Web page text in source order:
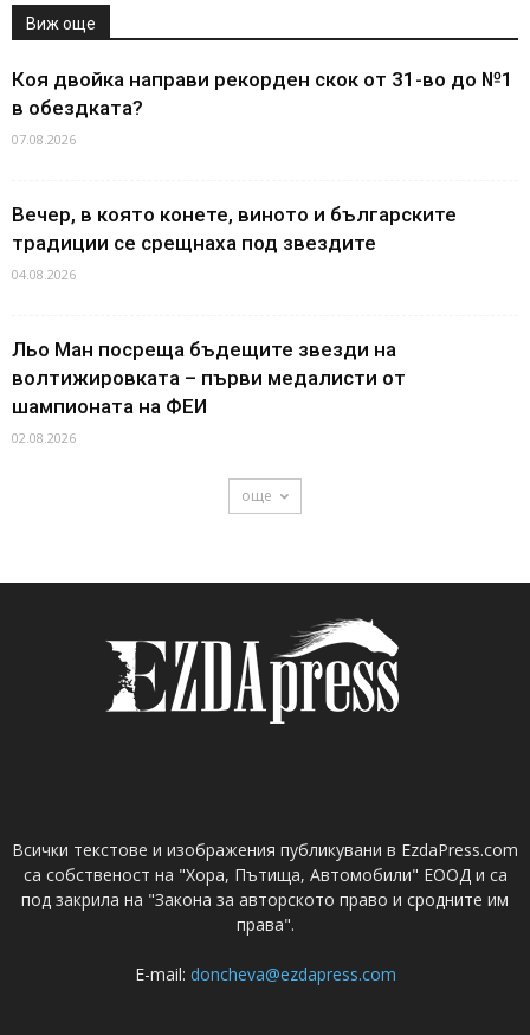
Виж още
Коя двойка направи рекорден скок от 31-во до №1
в обездката?
07.08.2026
Вечер, в която конете, виното и българските
традиции се срещнаха под звездите
04.08.2026
Льо Ман посреща бъдещите звезди на
волтижировката – първи медалисти от
шампионата на ФЕИ
02.08.2026
още
Всички текстове и изображения публикувани в EzdaPress.com
са собственост на "Хора, Пътища, Автомобили" ЕООД и са
под закрила на "Закона за авторското право и сродните им
права".
E-mail: doncheva@ezdapress.com